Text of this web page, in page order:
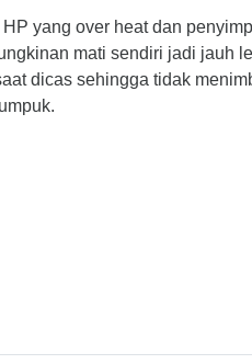
yang over heat dan
mati sendiri jadi jauh
dicas sehingga tidak